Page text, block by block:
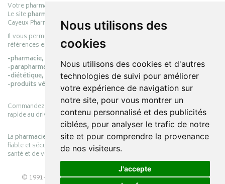
Nous utilisons des
cookies
Nous utilisons des cookies et d'autres
technologies de suivi pour améliorer
votre expérience de navigation sur
notre site, pour vous montrer un
contenu personnalisé et des publicités
ciblées, pour analyser le trafic de notre
site et pour comprendre la provenance
de nos visiteurs.
J'accepte
Votre pharmacie en ligne :
Le sitepharmacie-cayeux.fr
Cayeux Pharmabest Berck-sur-Mer – Rang-du-Fliers.
Il vous permet de réaliser vos achats en ligne parmi des milliers de
références en :
-pharmacie,
-parapharmacie,
-diététique,
-produits vétérinaires.
Commandez simplement vos produits en ligne et choisissez le retrait
rapide au drive ou la livraison à domicile, en toute simplicité.
Lapharmacie Cayeuxs’engage à vous offrir une expérience pratique,
fiable et sécurisée, en officine comme en ligne, au service de votre
santé et de votre bien-être.
© 1991-2026PHARMACIE CAYEUX– Tous droits réservés –